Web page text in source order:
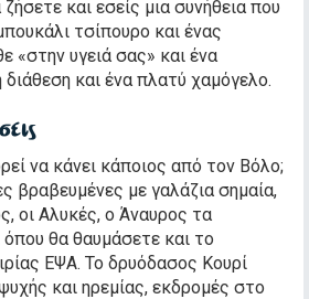
ζήσετε και εσείς μια συνήθεια που
τσίπουρο και ένας
«στην υγειά σας» και ένα
και ένα πλατύ χαμόγελο.
να κάνει κάποιος από τον Βόλο;
βραβευμένες με γαλάζια σημαία,
οι Αλυκές, ο Άναυρος τα
όπου θα θαυμάσετε και το
ΕΨΑ. Το δρυόδασος Κουρί
και ηρεμίας, εκδρομές στο